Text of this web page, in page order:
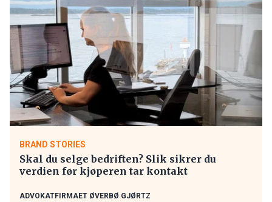
BRAND STORIES
Skal du selge bedriften? Slik sikrer du
verdien før kjøperen tar kontakt
ADVOKATFIRMAET ØVERBØ GJØRTZ